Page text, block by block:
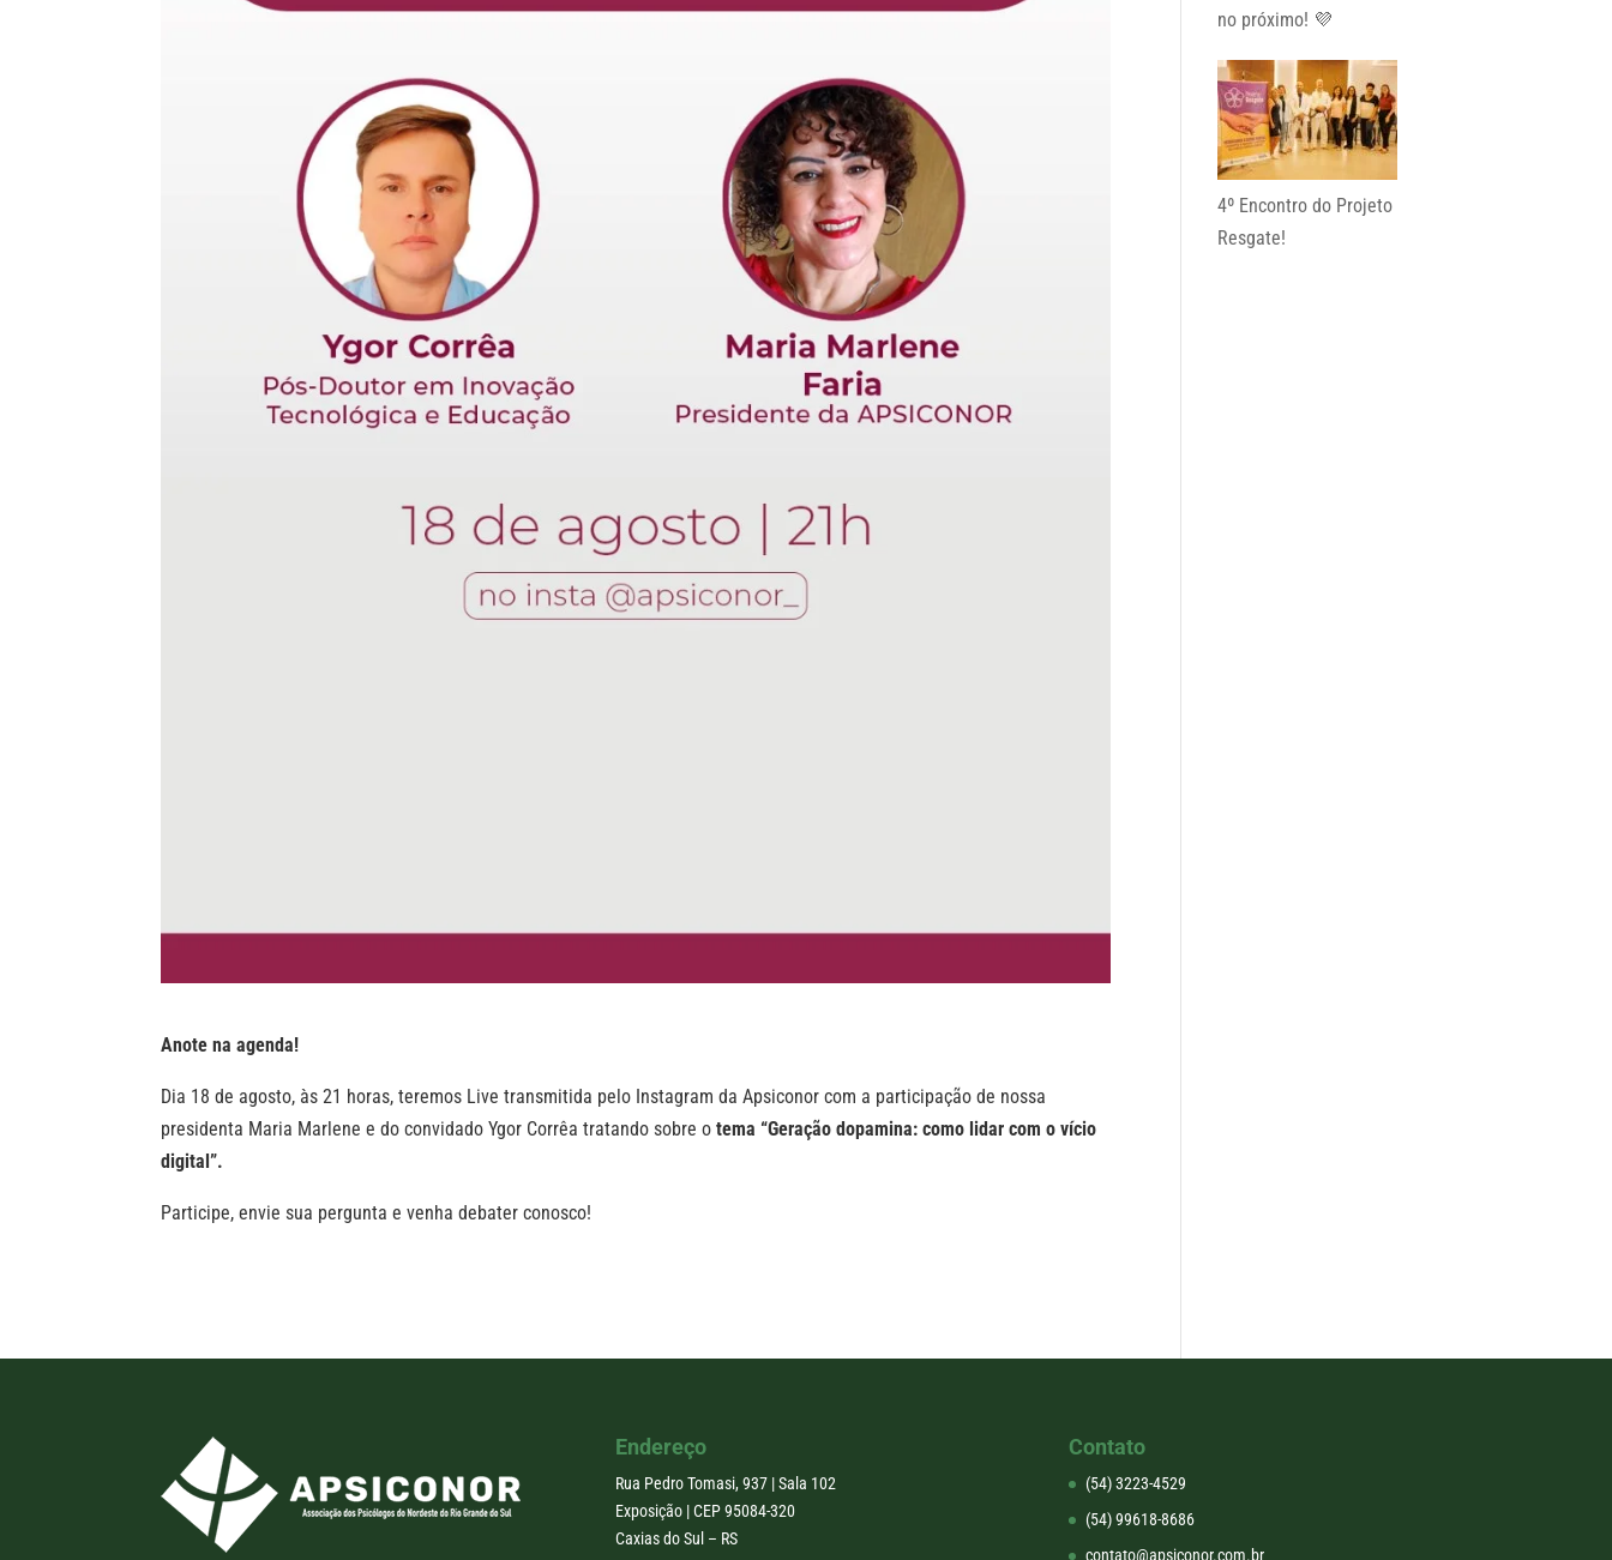
Anote na agenda!
Dia 18 de agosto, às 21 horas, teremos Live transmitida pelo Instagram da Apsiconor com a participação de nossa
presidenta Maria Marlene e do convidado Ygor Corrêa tratando sobre otema “Geração dopamina: como lidar com o vício
digital”.
Participe, envie sua pergunta e venha debater conosco!
no próximo! 💜
4º Encontro do Projeto
Resgate!
Endereço
Rua Pedro Tomasi, 937 | Sala 102
Exposição | CEP 95084-320
Caxias do Sul – RS
Contato
(54) 3223-4529
(54) 99618-8686
contato@apsiconor.com.br